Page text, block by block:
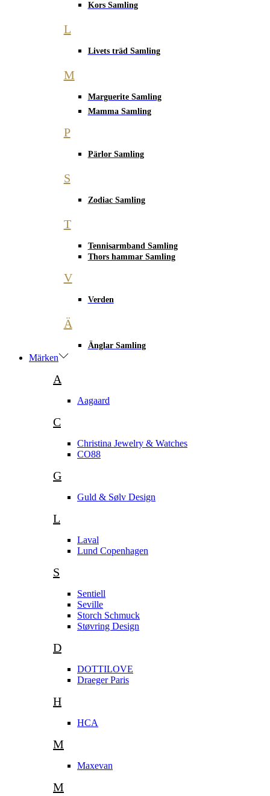
Kors Samling
L
Livets träd Samling
M
Marguerite Samling
Mamma Samling
P
Pärlor Samling
S
Zodiac Samling
T
Tennisarmband Samling
Thors hammar Samling
V
Verden
Ä
Änglar Samling
Märken
A
Aagaard
C
Christina Jewelry & Watches
CO88
G
Guld & Sølv Design
L
Laval
Lund Copenhagen
S
Sentiell
Seville
Storch Schmuck
Støvring Design
D
DOTTILOVE
Draeger Paris
H
HCA
M
Maxevan
M